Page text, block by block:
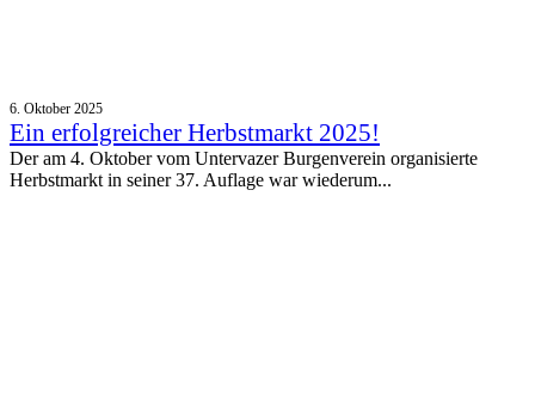
6. Oktober 2025
Ein erfolgreicher Herbstmarkt 2025!
Der am 4. Oktober vom Untervazer Burgenverein organisierte
Herbstmarkt in seiner 37. Auflage war wiederum...